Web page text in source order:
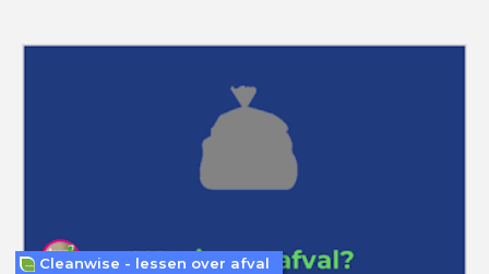
Cleanwise - lessen over afval